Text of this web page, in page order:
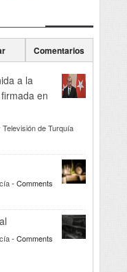
Comentarios
a la
en
de Turquía
- Comments
- Comments